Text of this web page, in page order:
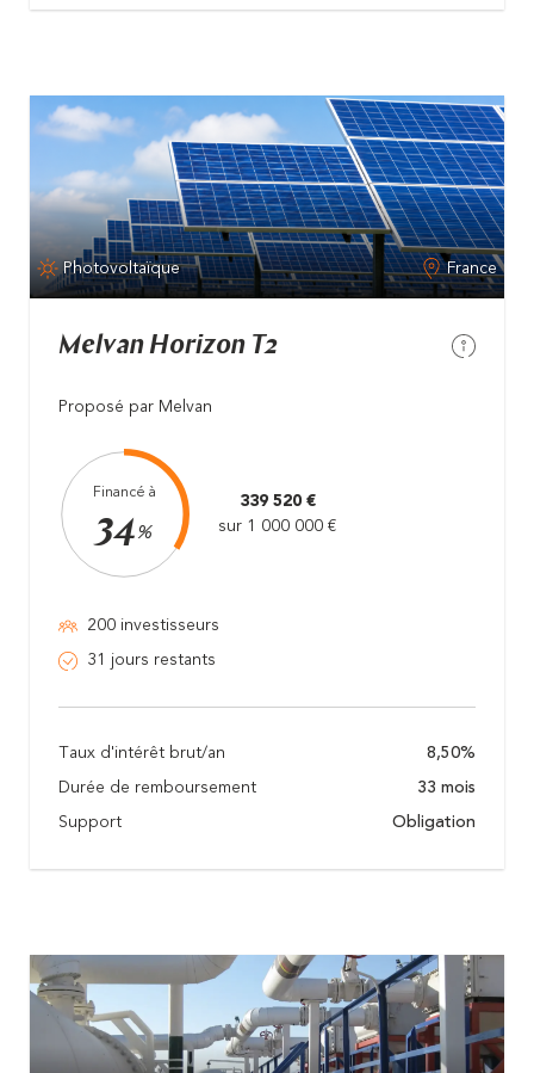
Photovoltaïque France
Melvan Horizon T2
Proposé par Melvan
Financé à
34%
339 520 €
sur 1 000 000 €
200 investisseurs
31 jours restants
Taux d'intérêt brut/an 8,50%
Durée de remboursement 33 mois
Support Obligation